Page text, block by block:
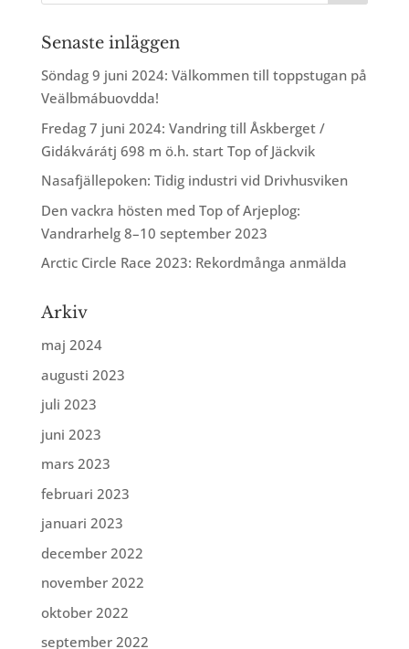
Senaste inläggen
Söndag 9 juni 2024: Välkommen till toppstugan på
Veälbmábuovdda!
Fredag 7 juni 2024: Vandring till Åskberget /
Gidákvárátj 698 m ö.h. start Top of Jäckvik
Nasafjällepoken: Tidig industri vid Drivhusviken
Den vackra hösten med Top of Arjeplog:
Vandrarhelg 8–10 september 2023
Arctic Circle Race 2023: Rekordmånga anmälda
Arkiv
maj 2024
augusti 2023
juli 2023
juni 2023
mars 2023
februari 2023
januari 2023
december 2022
november 2022
oktober 2022
september 2022